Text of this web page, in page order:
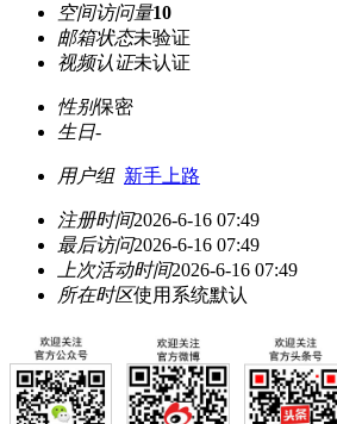
空间访问量10
邮箱状态未验证
视频认证未认证
性别保密
生日-
用户组 新手上路
注册时间2026-6-16 07:49
最后访问2026-6-16 07:49
上次活动时间2026-6-16 07:49
所在时区使用系统默认